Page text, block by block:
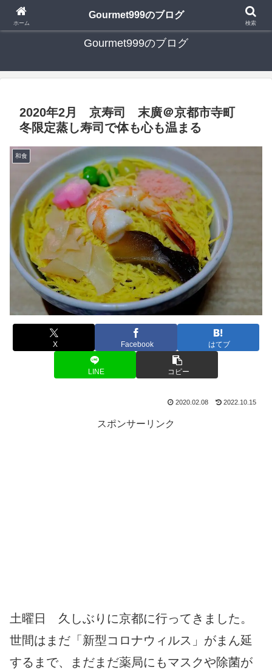
日々の食べ歩き・たまに行く旅行・子供とのお出かけを書いたブログです
Gourmet999のブログ
2020年2月 京寿司 末廣＠京都市寺町
冬限定蒸し寿司で体も心も温まる
和食
X Facebook はてブ
LINE コピー
2020.02.08 2022.10.15
スポンサーリンク
土曜日 久しぶりに京都に行ってきました。
世間はまだ「新型コロナウィルス」がまん延
するまで、まだまだ薬局にもマスクや除菌が
ホーム
Gourmet999のブログ
検索